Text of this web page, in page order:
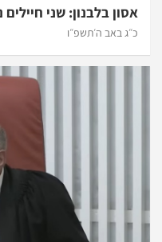
אסון בלבנון: שני
כ״ג באב ה׳תשפ״ו